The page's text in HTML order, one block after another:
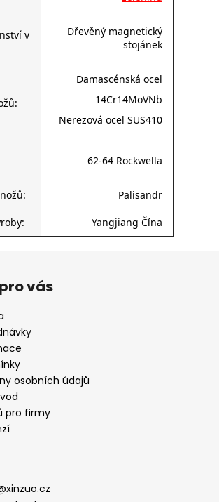
v
Dřevěný magnetický
stojánek
Damascénská ocel
14Cr14MoVNb
Nerezová ocel SUS410
62-64 Rockwella
Palisandr
Yangjiang Čína
vás
osobních údajů
pro firmy
xinzuo.cz